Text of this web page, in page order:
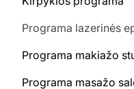
Programa lazerinės
Programa makiažo
Programa masažo